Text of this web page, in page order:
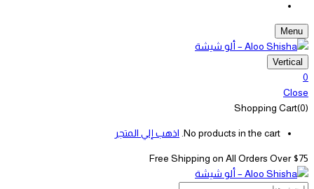
Menu
Vertical
0
Close
Shopping Cart(0)
No products in the cart. اذهب إلي المتجر
Free Shipping on All Orders Over $75